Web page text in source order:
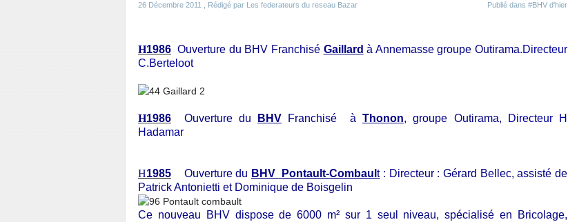
26 Décembre 2011 , Rédigé par Les federateurs du reseau Bazar Publié dans #BHV d'hier
H1986 Ouverture du BHV Franchisé Gaillard à Annemasse groupe Outirama.Directeur
C.Berteloot
H1986 Ouverture du BHV Franchisé à Thonon, groupe Outirama,
Directeur H
Hadamar
H1985 Ouverture du BHV Pontault-Combault: Directeur : Gérard Bellec, assisté de
Patrick Antonietti et Dominique de Boisgelin
Ce nouveau BHV dispose de 6000 m² sur 1 seul niveau, spécialisé en Bricolage,